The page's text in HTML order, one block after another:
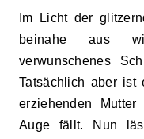
Im Licht der
beinahe aus
verwunschenes
Tatsächlich aber
erziehenden
Auge fällt. Nun